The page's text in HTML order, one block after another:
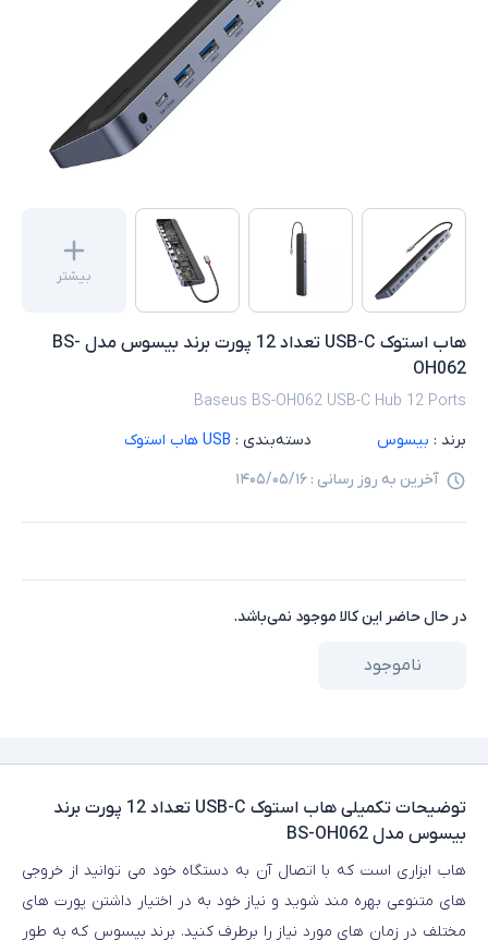
بیشتر
هاب استوک USB-C تعداد 12 پورت برند بیسوس مدل BS-
OH062
Baseus BS-OH062 USB-C Hub 12 Ports
برند : بیسوس دسته‌بندی : USB هاب استوک
آخرین به روز رسانی : ۱۴۰۵/۰۵/۱۶
در حال حاضر این کالا موجود نمی‌باشد.
ناموجود
توضیحات تکمیلی
هاب استوک USB-C تعداد 12 پورت برند
بیسوس مدل BS-OH062
هاب ابزاری است که با اتصال آن به دستگاه خود می توانید از خروجی
های متنوعی بهره مند شوید و نیاز خود به در اختیار داشتن پورت های
مختلف در زمان های مورد نیاز را برطرف کنید. برند بیسوس که به طور